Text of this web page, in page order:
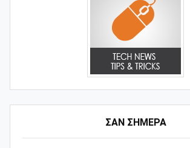
ΣΑΝ ΣΗΜΕΡΑ